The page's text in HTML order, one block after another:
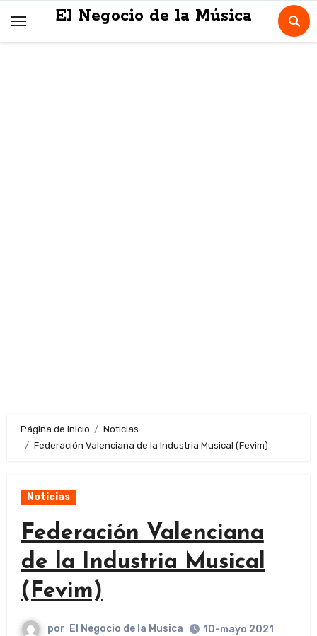
El Negocio de la Música
Página de inicio
Noticias
Federación Valenciana de la Industria Musical (Fevim)
Noticias
Federación Valenciana
de la Industria Musical
(Fevim)
por El Negocio de la Musica
10-mayo 2021